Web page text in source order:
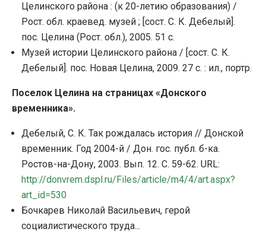
Целинского района : (к 20-летию образования) /
Рост. обл. краевед. музей ; [сост. С. К. Дебелый].
пос. Целина (Рост. обл.), 2005. 51 с.
Музей истории Целинского района / [сост. С. К.
Дебелый]. пос. Новая Целина, 2009. 27 с. : ил., портр.
Поселок Целина на страницах «Донского
временника».
Дебелый, С. К. Так рождалась история // Донской
временник. Год 2004-й / Дон. гос. публ. б-ка.
Ростов-на-Дону, 2003. Вып. 12. С. 59-62. URL:
http://donvrem.dspl .ru/ Files/article/m4/4/art.aspx?
art id=530
Бочкарев Николай Васильевич, герой
социалистического труда...